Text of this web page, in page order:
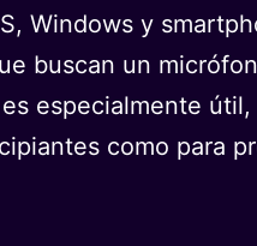
Windows y
buscan un
especialmente
como para